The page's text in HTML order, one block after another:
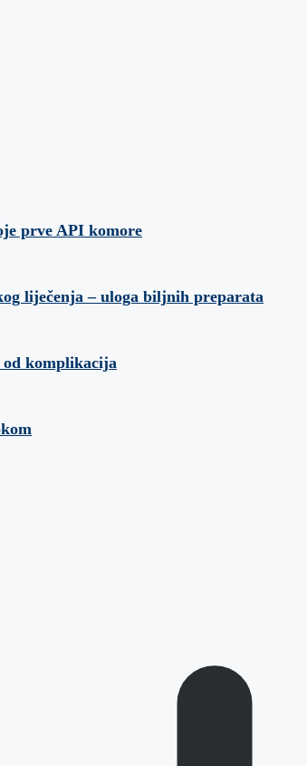
prve API komore
liječenja – uloga biljnih preparata
od komplikacija